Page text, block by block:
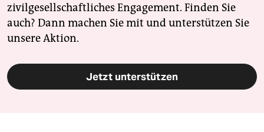
zivilgesellschaftliches Engagement. Finden Sie
auch? Dann machen Sie mit und unterstützen Sie
unsere Aktion.
Jetzt unterstützen